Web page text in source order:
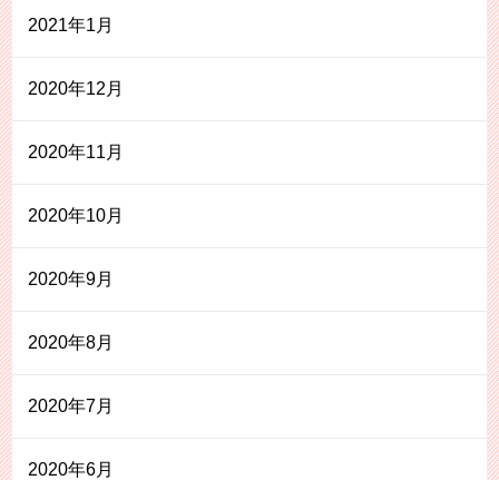
2021年1月
2020年12月
2020年11月
2020年10月
2020年9月
2020年8月
2020年7月
2020年6月